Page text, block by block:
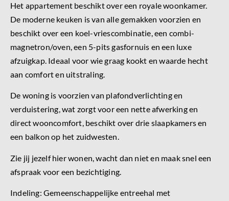
Het appartement beschikt over een royale woonkamer.
De moderne keuken is van alle gemakken voorzien en
beschikt over een koel-vriescombinatie, een combi-
magnetron/oven, een 5-pits gasfornuis en een luxe
afzuigkap. Ideaal voor wie graag kookt en waarde hecht
aan comfort en uitstraling.
De woning is voorzien van plafondverlichting en
verduistering, wat zorgt voor een nette afwerking en
direct wooncomfort, beschikt over drie slaapkamers en
een balkon op het zuidwesten.
Zie jij jezelf hier wonen, wacht dan niet en maak snel een
afspraak voor een bezichtiging.
Indeling: Gemeenschappelijke entreehal met